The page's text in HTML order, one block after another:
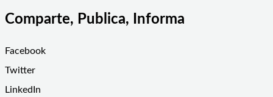
Comparte, Publica, Informa
Facebook
Twitter
LinkedIn